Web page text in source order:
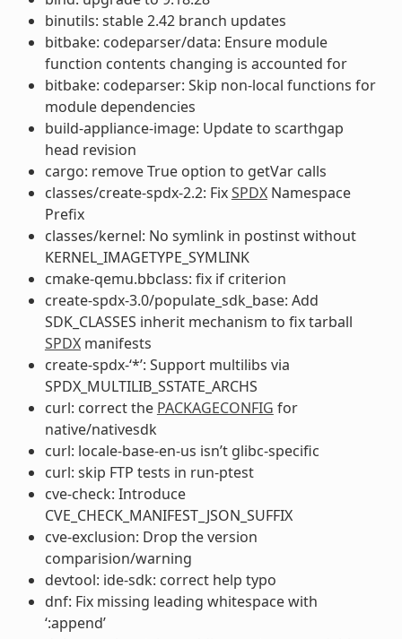
binutils: stable 2.42 branch updates
bitbake: codeparser/data: Ensure module
function contents changing is accounted for
bitbake: codeparser: Skip non-local functions for
module dependencies
build-appliance-image: Update to scarthgap
head revision
cargo: remove True option to getVar calls
classes/create-spdx-2.2: FixSPDXNamespace
Prefix
classes/kernel: No symlink in postinst without
KERNEL_IMAGETYPE_SYMLINK
cmake-qemu.bbclass: fix if criterion
create-spdx-3.0/populate_sdk_base: Add
SDK_CLASSES inherit mechanism to fix tarball
SPDXmanifests
create-spdx-‘*’: Support multilibs via
SPDX_MULTILIB_SSTATE_ARCHS
curl: correct the PACKAGECONFIG for
native/nativesdk
curl: locale-base-en-us isn’t glibc-specific
curl: skip FTP tests in run-ptest
cve-check: Introduce
CVE_CHECK_MANIFEST_JSON_SUFFIX
cve-exclusion: Drop the version
comparision/warning
devtool: ide-sdk: correct help typo
dnf: Fix missing leading whitespace with
‘:append’